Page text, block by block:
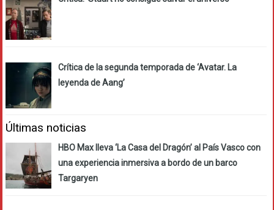
Crítica de la segunda temporada de ‘Avatar. La
leyenda de Aang’
Últimas noticias
HBO Max lleva ‘La Casa del Dragón’ al País Vasco con
una experiencia inmersiva a bordo de un barco
Targaryen